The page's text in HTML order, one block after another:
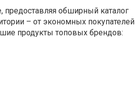
предоставляя обширный каталог
– от экономных покупателей
продукты топовых брендов: